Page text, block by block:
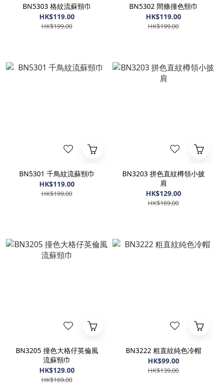
BN5303 格紋流蘇頸巾
HK$119.00
HK$199.00
BN5302 間條撞色頸巾
HK$119.00
HK$199.00
BN5301 千鳥紋流蘇頸巾
HK$119.00
HK$199.00
BN3203 拼色直紋樽領小披
肩
HK$129.00
HK$169.00
BN3205 撞色大格仔英倫風
流蘇頸巾
HK$129.00
HK$169.00
BN3222 粗直紋純色冷帽
HK$99.00
HK$139.00